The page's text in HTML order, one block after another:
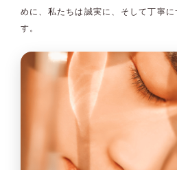
めに、私たちは誠実に、そして丁寧
す。